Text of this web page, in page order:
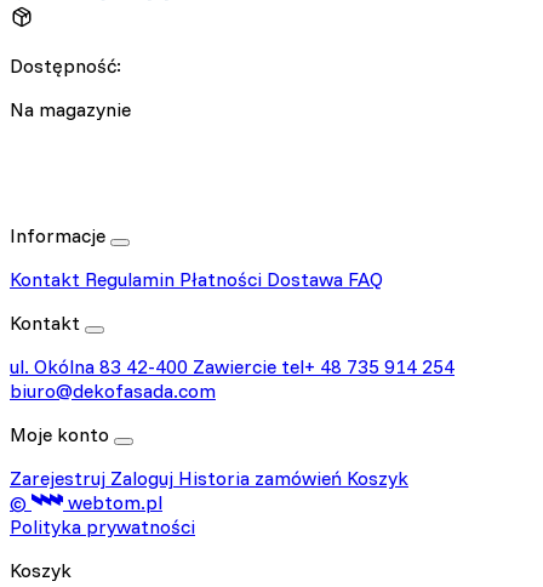
Dostępność:
Na magazynie
Informacje
Kontakt Regulamin Płatności Dostawa FAQ
Kontakt
ul. Okólna 83 42-400 Zawiercie tel+ 48 735 914 254
biuro@dekofasada.com
Moje konto
Zarejestruj Zaloguj Historia zamówień Koszyk
©
webtom.pl
Polityka prywatności
Koszyk